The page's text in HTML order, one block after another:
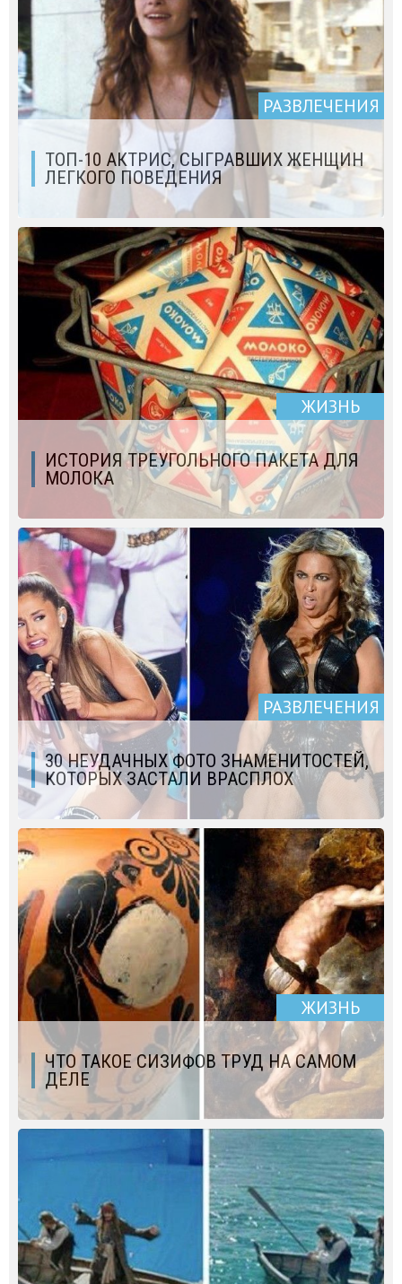
РАЗВЛЕЧЕНИЯ
ТОП-10 АКТРИС, СЫГРАВШИХ ЖЕНЩИН
ЛЕГКОГО ПОВЕДЕНИЯ
ЖИЗНЬ
ИСТОРИЯ ТРЕУГОЛЬНОГО ПАКЕТА ДЛЯ
МОЛОКА
РАЗВЛЕЧЕНИЯ
30 НЕУДАЧНЫХ ФОТО ЗНАМЕНИТОСТЕЙ,
КОТОРЫХ ЗАСТАЛИ ВРАСПЛОХ
ЖИЗНЬ
ЧТО ТАКОЕ СИЗИФОВ ТРУД НА САМОМ
ДЕЛЕ